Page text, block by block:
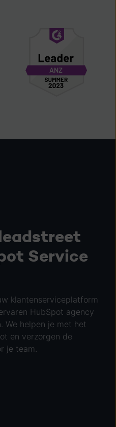
Service
klantenserviceplatform
HubSpot agency
We helpen je met het
en verzorgen de
je team.